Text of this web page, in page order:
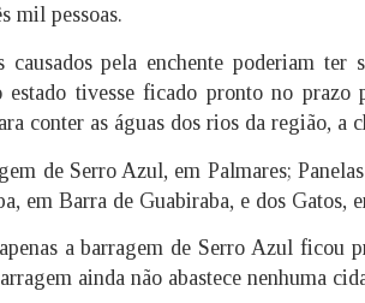
mil pessoas.
causados pela enchente poderiam
estado tivesse ficado pronto no prazo
conter as águas dos rios da região, a
de Serro Azul, em Palmares;
em Barra de Guabiraba, e dos Gatos,
a barragem de Serro Azul ficou
ainda não abastece nenhuma